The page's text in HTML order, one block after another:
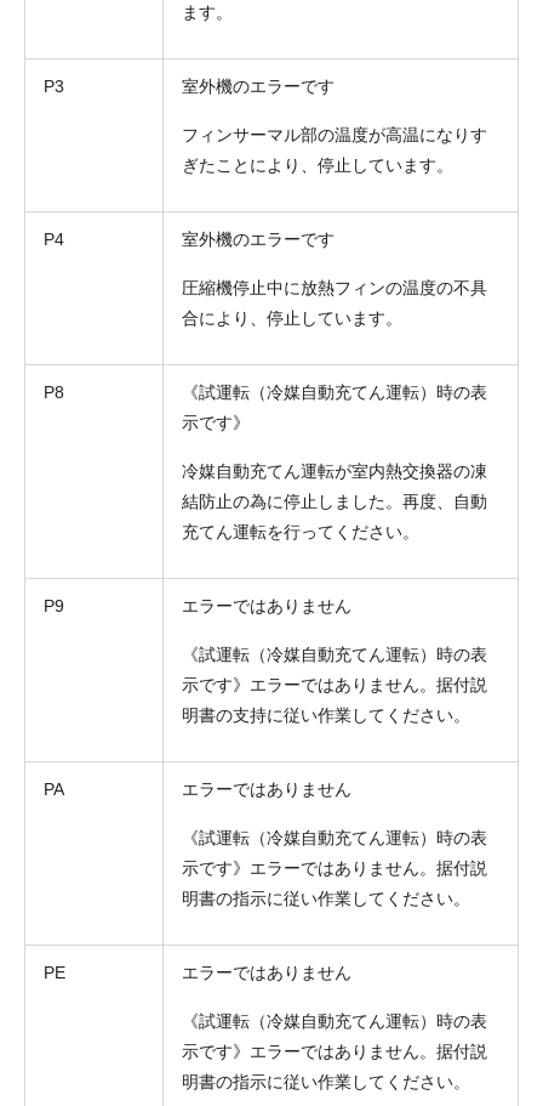
ます。
P3 室外機のエラーです
フィンサーマル部の温度が高温になりす
ぎたことにより、停止しています。
P4 室外機のエラーです
圧縮機停止中に放熱フィンの温度の不具
合により、停止しています。
P8
《試運転（冷媒自動充てん運転）時の表
示です》
冷媒自動充てん運転が室内熱交換器の凍
結防止の為に停止しました。再度、自動
充てん運転を行ってください。
P9 エラーではありません
《試運転（冷媒自動充てん運転）時の表
示です》エラーではありません。据付説
明書の支持に従い作業してください。
PA エラーではありません
《試運転（冷媒自動充てん運転）時の表
示です》エラーではありません。据付説
明書の指示に従い作業してください。
PE エラーではありません
《試運転（冷媒自動充てん運転）時の表
示です》エラーではありません。据付説
明書の指示に従い作業してください。